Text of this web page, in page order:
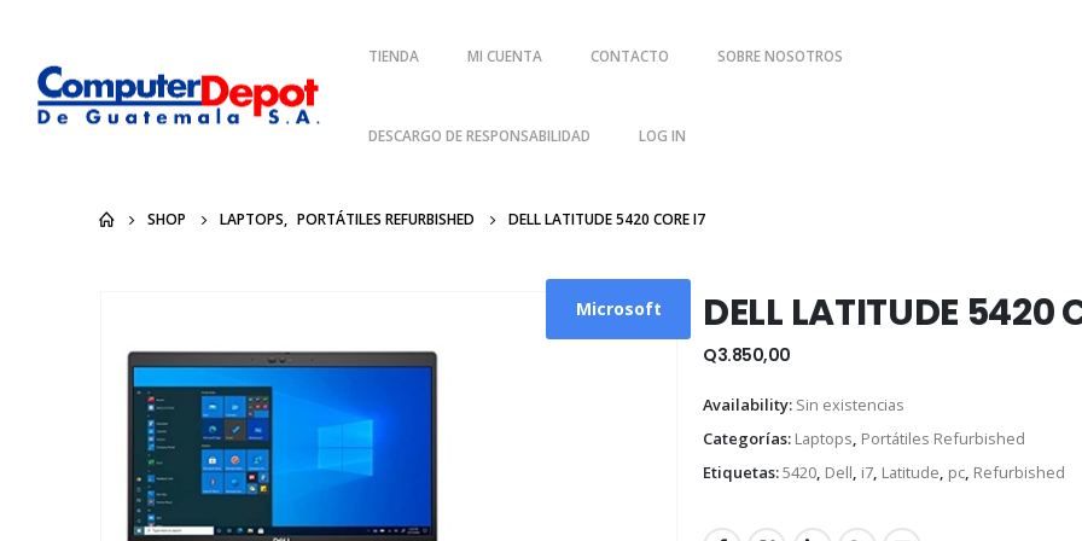
TIENDA MI CUENTA CONTACTO SOBRE NOSOTROS
DESCARGO DE RESPONSABILIDAD LOG IN
SHOP LAPTOPS, PORTÁTILES REFURBISHED DELL LATITUDE 5420 CORE I7
Microsoft DELL LATITUDE 5420
Q3.850,00
Availability: Sin existencias
Categorías: Laptops, Portátiles Refurbished
Etiquetas:5420, Dell, i7, Latitude, pc, Refurbished